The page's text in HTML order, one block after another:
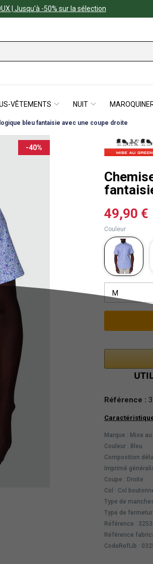
| Jusqu'à -50% sur la sélection
VÊTEMENTS NUIT
bleu fantaisie avec une coupe droite
-40%
49,90 €
Couleur
M
Référence :
Marque : Mise
Couleur : Bleu
Composition
Imprimé
Coupe : Droite
Col : Col
Type de
Type de
Référence :
Référence
CodeRefLib :